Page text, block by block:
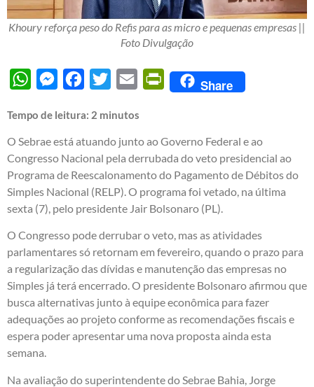
Khoury reforça peso do Refis para as micro e pequenas empresas ||
Foto Divulgação
WhatsAppMessengerFacebook
Twitter Email PrintFriendly
Share
Tempo de leitura: 2 minutos
O Sebrae está atuando junto ao Governo Federal e ao
Congresso Nacional pela derrubada do veto presidencial ao
Programa de Reescalonamento do Pagamento de Débitos do
Simples Nacional (RELP). O programa foi vetado, na última
sexta (7), pelo presidente Jair Bolsonaro (PL).
O Congresso pode derrubar o veto, mas as atividades
parlamentares só retornam em fevereiro, quando o prazo para
a regularização das dívidas e manutenção das empresas no
Simples já terá encerrado. O presidente Bolsonaro afirmou que
busca alternativas junto à equipe econômica para fazer
adequações ao projeto conforme as recomendações fiscais e
espera poder apresentar uma nova proposta ainda esta
semana.
Na avaliação do superintendente do Sebrae Bahia, Jorge